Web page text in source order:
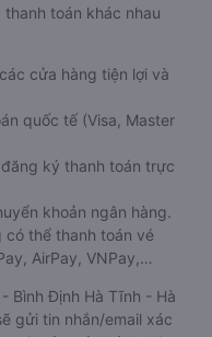
toán khác nhau
cửa hàng tiện lợi và
quốc tế (Visa, Master
ký thanh toán trực
khoản ngân hàng.
có thể thanh toán vé
AirPay, VNPay,…
Bình Định Hà Tĩnh - Hà
gửi tin nhắn/email xác